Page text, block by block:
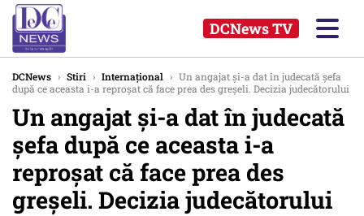
DCNews TV
DCNews › Stiri › Internațional › Un angajat şi-a dat în judecată şefa
după ce aceasta i-a reproșat că face prea des greșeli. Decizia judecătorului
Un angajat şi-a dat în judecată
şefa după ce aceasta i-a
reproșat că face prea des
greșeli. Decizia judecătorului